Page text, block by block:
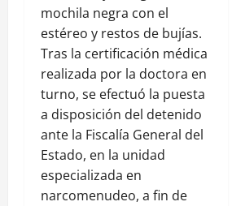
mochila negra con el
estéreo y restos de bujías.
Tras la certificación médica
realizada por la doctora en
turno, se efectuó la puesta
a disposición del detenido
ante la Fiscalía General del
Estado, en la unidad
especializada en
narcomenudeo, a fin de